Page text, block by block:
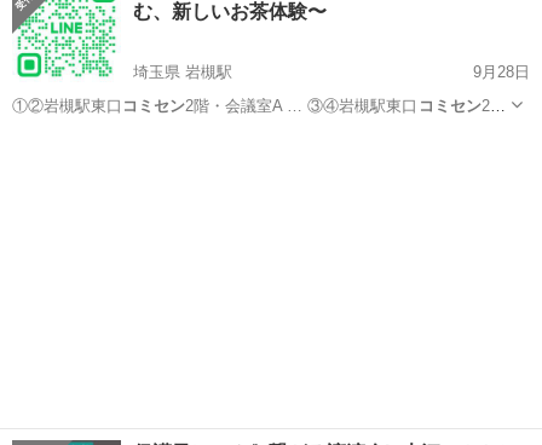
む、新しいお茶体験〜
埼玉県 岩槻駅
9月28日
①②岩槻駅東口 コミセン2階・会議室A … ③④岩槻駅東口 コミセン2